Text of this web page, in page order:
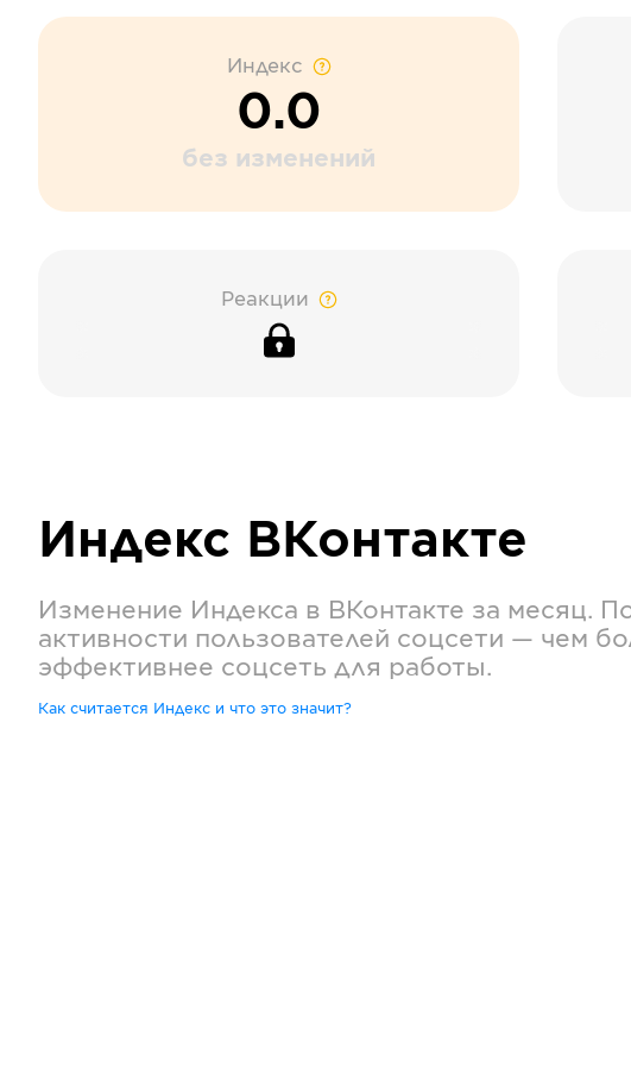
Индекс
0.0
без изменений
Реакции
Индекс ВКонтакте
Изменение Индекса в ВКонтакте за месяц.
активности пользователей соцсети — чем
эффективнее соцсеть для работы.
Как считается Индекс и что это значит?